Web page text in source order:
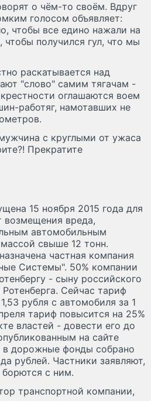
о чём-то своём. Вдруг
голосом объявляет:
чтобы все едино нажали на
чтобы получился гул, что мы
раскатывается над
"слово" самим тягачам -
оглашаются воем
работяг, намотавших не
с круглыми от ужаса
Прекратите
15 ноября 2015 года для
возмещения вреда,
автомобильным
свыше 12 тонн.
частная компания
Системы". 50% компании
- сыну российского
Сейчас тариф
рубля с автомобиля за 1
тариф повысится на 25%
властей - довести его до
на сайте
в дорожные фонды собрано
рублей. Частники заявляют,
борются с ним.
транспортной компании,